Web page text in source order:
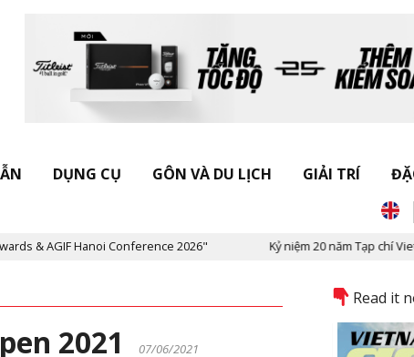
DỤNG CỤ GÔN VÀ DU LỊCH GIẢI TRÍ
Hanoi Conference 2026" Kỷ niệm 20 năm Tạp chí Vietnam
2021 07/06/2021
Read it